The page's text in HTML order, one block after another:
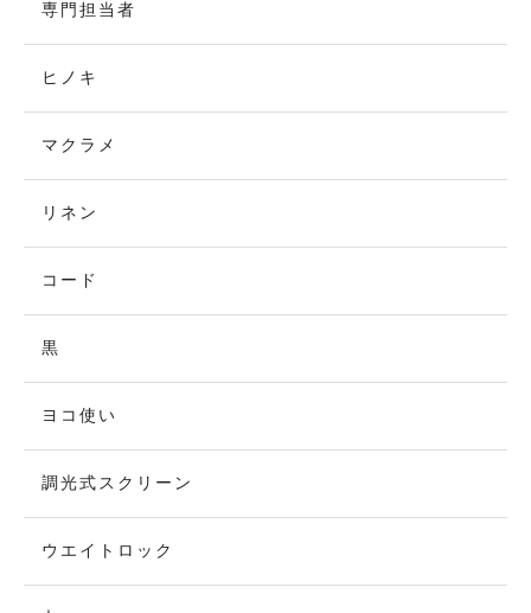
専門担当者
ヒノキ
マクラメ
リネン
コード
黒
ヨコ使い
調光式スクリーン
ウエイトロック